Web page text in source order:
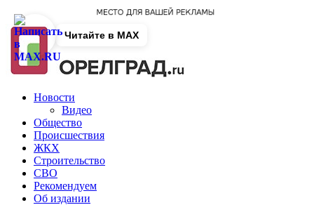
Новости
Видео
Общество
Происшествия
ЖКХ
Строительство
СВО
Рекомендуем
Об издании
Читайте в MAX